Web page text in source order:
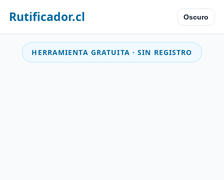
Rutificador.cl Oscuro
HERRAMIENTA GRATUITA · SIN REGISTRO